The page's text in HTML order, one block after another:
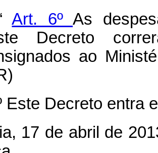
Art. 6ºAs
Decreto
ao
Este Decreto entra
17 de abril de